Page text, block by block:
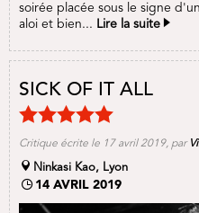
soirée placée sous le signe
aloi et bien... Lire la suite
SICK OF IT ALL
Critique écrite le 17 avril 2019, par
Ninkasi Kao, Lyon
14 AVRIL 2019